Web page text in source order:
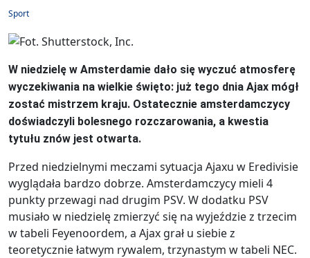
Sport
W niedzielę w Amsterdamie dało się wyczuć atmosferę
wyczekiwania na wielkie święto: już tego dnia Ajax mógł
zostać mistrzem kraju. Ostatecznie amsterdamczycy
doświadczyli bolesnego rozczarowania, a kwestia
tytułu znów jest otwarta.
Przed niedzielnymi meczami sytuacja Ajaxu w Eredivisie
wyglądała bardzo dobrze. Amsterdamczycy mieli 4
punkty przewagi nad drugim PSV. W dodatku PSV
musiało w niedzielę zmierzyć się na wyjeździe z trzecim
w tabeli Feyenoordem, a Ajax grał u siebie z
teoretycznie łatwym rywalem, trzynastym w tabeli NEC.